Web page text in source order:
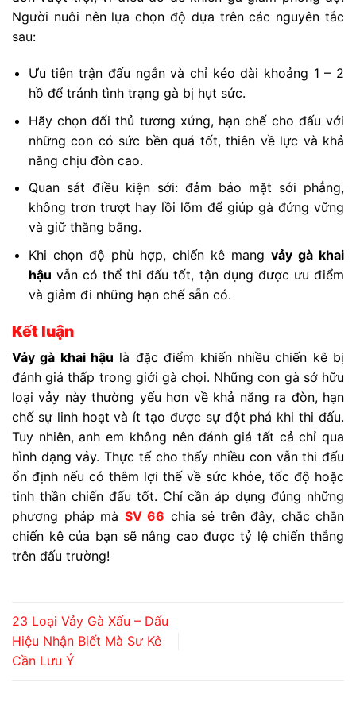
Người nuôi nên lựa chọn độ dựa trên các nguyên tắc
sau:
Ưu tiên trận đấu ngắn và chỉ kéo dài khoảng 1 – 2
hồ để tránh tình trạng gà bị hụt sức.
Hãy chọn đối thủ tương xứng, hạn chế cho đấu với
những con có sức bền quá tốt, thiên về lực và khả
năng chịu đòn cao.
Quan sát điều kiện sới: đảm bảo mặt sới phẳng,
không trơn trượt hay lồi lõm để giúp gà đứng vững
và giữ thăng bằng.
Khi chọn độ phù hợp, chiến kê mang vảy gà khai
hậu vẫn có thể thi đấu tốt, tận dụng được ưu điểm
và giảm đi những hạn chế sẵn có.
Kết luận
Vảy gà khai hậu là đặc điểm khiến nhiều chiến kê bị
đánh giá thấp trong giới gà chọi. Những con gà sở hữu
loại vảy này thường yếu hơn về khả năng ra đòn, hạn
chế sự linh hoạt và ít tạo được sự đột phá khi thi đấu.
Tuy nhiên, anh em không nên đánh giá tất cả chỉ qua
hình dạng vảy. Thực tế cho thấy nhiều con vẫn thi đấu
ổn định nếu có thêm lợi thế về sức khỏe, tốc độ hoặc
tinh thần chiến đấu tốt. Chỉ cần áp dụng đúng những
phương pháp mà SV 66 chia sẻ trên đây, chắc chắn
chiến kê của bạn sẽ nâng cao được tỷ lệ chiến thắng
trên đấu trường!
23 Loại Vảy Gà Xấu – Dấu
Hiệu Nhận Biết Mà Sư Kê
Cần Lưu Ý